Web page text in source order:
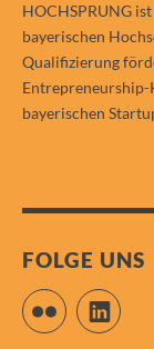
HOCHSPRUNG
bayerischen
Qualifizierung
bayerischen
FOLGE UNS
Flickr